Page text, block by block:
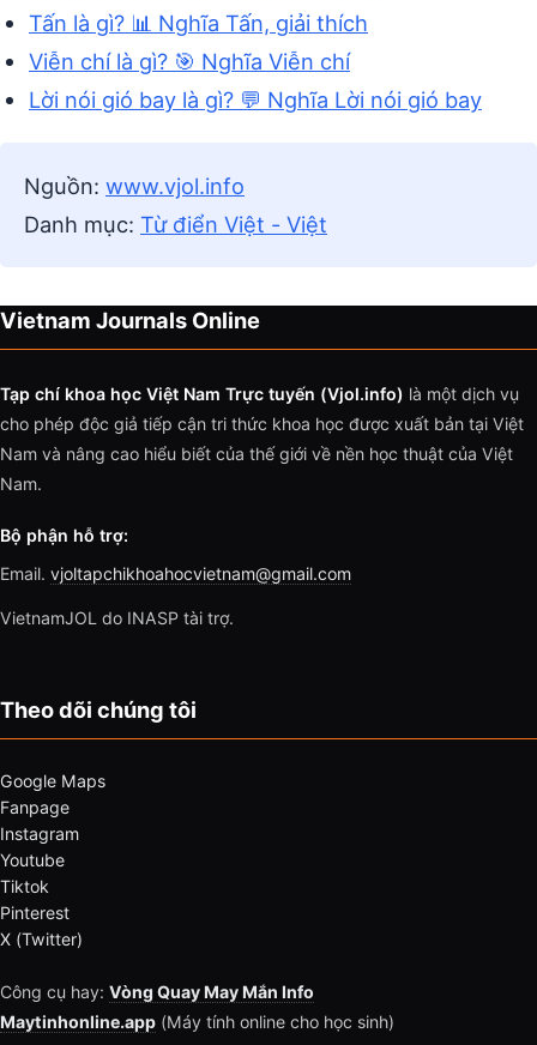
Tấn là gì? 📊 Nghĩa Tấn, giải thích
Viễn chí là gì? 🎯 Nghĩa Viễn chí
Lời nói gió bay là gì? 💬 Nghĩa Lời nói gió bay
Nguồn: www.vjol.info
Danh mục: Từ điển Việt - Việt
Vietnam Journals Online
Tạp chí khoa học Việt Nam Trực tuyến (Vjol.info) là một dịch vụ
cho phép độc giả tiếp cận tri thức khoa học được xuất bản tại Việt
Nam và nâng cao hiểu biết của thế giới về nền học thuật của Việt
Nam.
Bộ phận hỗ trợ:
Email. vjoltapchikhoahocvietnam@gmail.com
VietnamJOL do INASP tài trợ.
Theo dõi chúng tôi
Google Maps
Fanpage
Instagram
Youtube
Tiktok
Pinterest
X (Twitter)
Công cụ hay: Vòng Quay May Mắn Info
Maytinhonline.app (Máy tính online cho học sinh)